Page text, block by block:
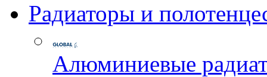
Радиаторы и
Алюминиевые